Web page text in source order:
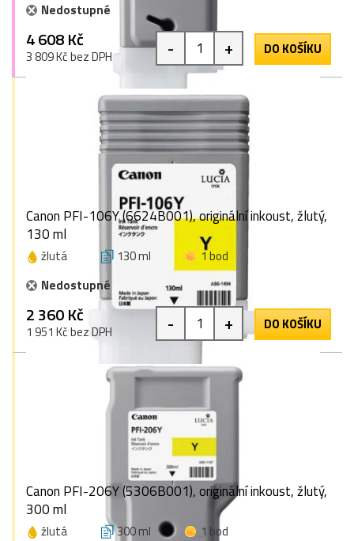
Nedostupné
4 608 Kč
3 809 Kč bez DPH - + DO KOŠÍKU
Canon PFI-106Y (6624B001), originální inkoust, žlutý,
130 ml
žlutá 130 ml
1 bod
Nedostupné
2 360 Kč
1 951 Kč bez DPH - + DO KOŠÍKU
Canon PFI-206Y (5306B001), originální inkoust, žlutý,
300 ml
žlutá 300 ml
1 bod